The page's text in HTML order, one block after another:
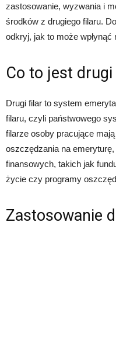
zastosowanie, wyzwania i
środków z drugiego filaru.
odkryj, jak to może wpłynąć
Co to jest drugi
Drugi filar to system
filaru, czyli państwowego
filarze osoby pracujące
oszczędzania na
finansowych, takich jak
życie czy programy
Zastosowanie